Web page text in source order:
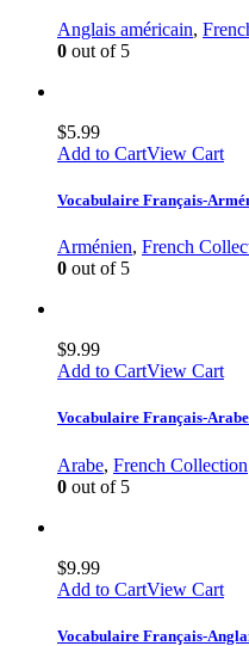
Anglais américain,
0 out of 5
$5.99
Add to CartView Cart
Vocabulaire Français-
Arménien, French
0 out of 5
$9.99
Add to CartView Cart
Vocabulaire Français-
Arabe, French Collection
0 out of 5
$9.99
Add to CartView Cart
Vocabulaire Français-